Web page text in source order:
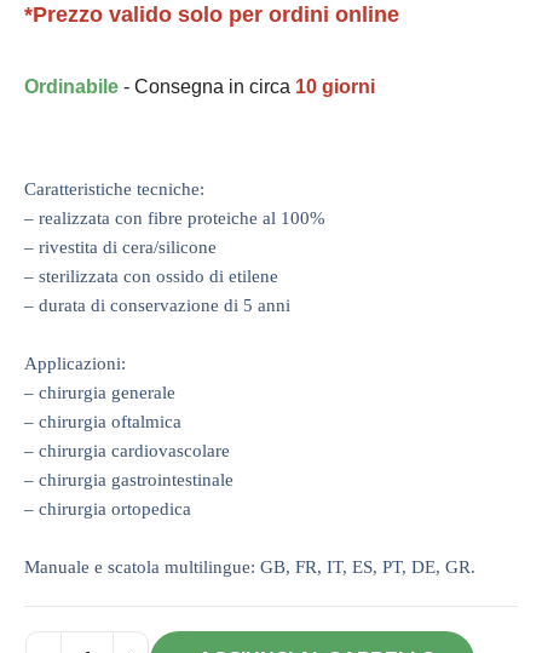
*Prezzo valido solo per ordini online
Ordinabile - Consegna in circa 10 giorni
Caratteristiche tecniche:
– realizzata con fibre proteiche al 100%
– rivestita di cera/silicone
– sterilizzata con ossido di etilene
– durata di conservazione di 5 anni
Applicazioni:
– chirurgia generale
– chirurgia oftalmica
– chirurgia cardiovascolare
– chirurgia gastrointestinale
– chirurgia ortopedica
Manuale e scatola multilingue: GB, FR, IT, ES, PT, DE, GR.